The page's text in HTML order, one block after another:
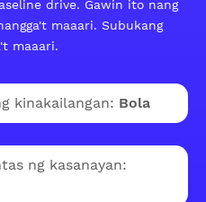
drive. Gawin ito nang
maaari. Subukang
maaari.
kinakailangan: Bola
ng kasanayan: